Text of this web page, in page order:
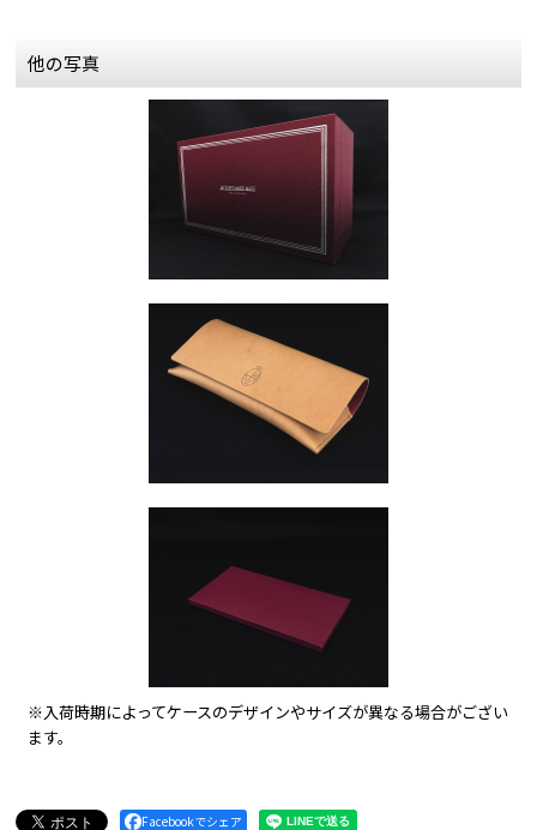
他の写真
※入荷時期によってケースのデザインやサイズが異なる場合がござい
ます。
Facebookでシェア